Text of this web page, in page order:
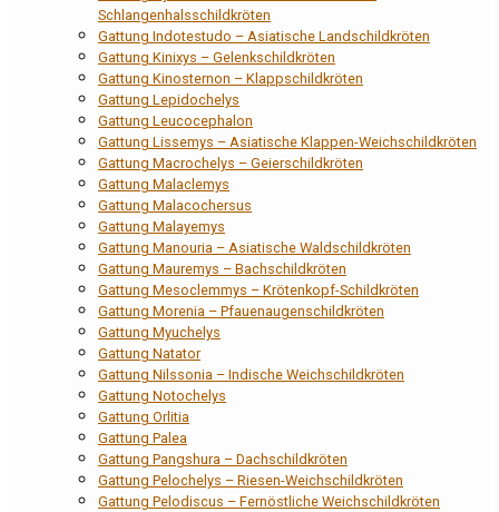
Schlangenhalsschildkröten
Gattung Indotestudo – Asiatische Landschildkröten
Gattung Kinixys – Gelenkschildkröten
Gattung Kinosternon – Klappschildkröten
Gattung Lepidochelys
Gattung Leucocephalon
Gattung Lissemys – Asiatische Klappen-Weichschildkröten
Gattung Macrochelys – Geierschildkröten
Gattung Malaclemys
Gattung Malacochersus
Gattung Malayemys
Gattung Manouria – Asiatische Waldschildkröten
Gattung Mauremys – Bachschildkröten
Gattung Mesoclemmys – Krötenkopf-Schildkröten
Gattung Morenia – Pfauenaugenschildkröten
Gattung Myuchelys
Gattung Natator
Gattung Nilssonia – Indische Weichschildkröten
Gattung Notochelys
Gattung Orlitia
Gattung Palea
Gattung Pangshura – Dachschildkröten
Gattung Pelochelys – Riesen-Weichschildkröten
Gattung Pelodiscus – Fernöstliche Weichschildkröten